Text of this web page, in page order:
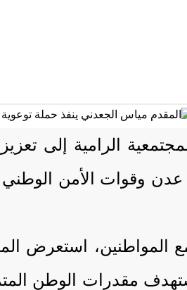
الرامية إلى
وقوات الأمن الوطني
المواطنين، استعرض
مقدرات الوطن